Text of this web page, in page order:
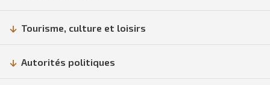
Tourisme, culture et loisirs
Autorités politiques